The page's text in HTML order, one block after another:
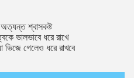
শ্বাসকষ্ট
ভালভাবে ধরে রাখে
গেলেও ধরে রাখবে